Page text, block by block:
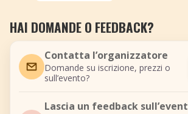
HAI DOMANDE O FEEDBACK?
Contatta l’organizzatore
Domande su iscrizione, prezzi o
sull’evento?
Lascia un feedback